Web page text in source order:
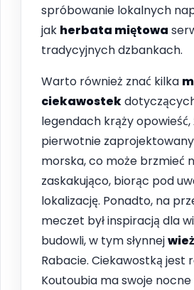
spróbowanie lokalnych
jak herbata miętowa
tradycyjnych dzbankach.
Warto również znać kilka
ciekawostek
legendach krąży
pierwotnie
morska, co może brzmieć
zaskakująco, biorąc pod
lokalizację. Ponadto, na
meczet był inspiracją dla
budowli, w tym słynnej
Rabacie. Ciekawostką jest
Koutoubia ma swoje